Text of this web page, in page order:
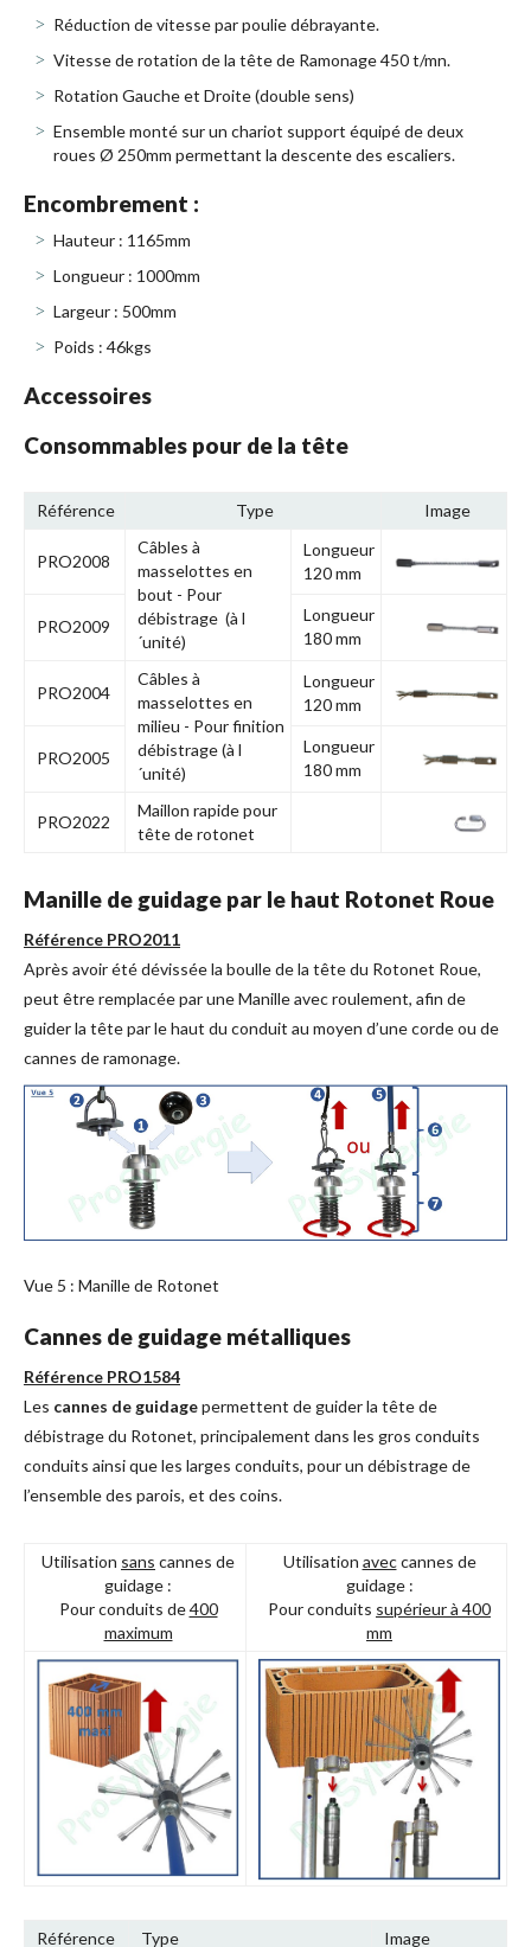
Réduction de vitesse par poulie débrayante.
Vitesse de rotation de la tête de Ramonage 450 t/mn.
Rotation Gauche et Droite (double sens)
Ensemble monté sur un chariot support équipé de deux
roues Ø 250mm permettant la descente des escaliers.
Encombrement :
Hauteur : 1165mm
Longueur : 1000mm
Largeur : 500mm
Poids : 46kgs
Accessoires
Consommables pour de la tête
Référence Type Image
PRO2008
Câbles à
masselottes en
bout - Pour
débistrage (à l
´unité)
Longueur
120 mm
PRO2009
Longueur
180 mm
PRO2004
Câbles à
masselottes en
milieu - Pour finition
débistrage (à l
´unité)
Longueur
120 mm
PRO2005
Longueur
180 mm
PRO2022
Maillon rapide pour
tête de rotonet
Manille de guidage par le haut Rotonet Roue
Référence PRO2011
Après avoir été dévissée la boulle de la tête du Rotonet Roue,
peut être remplacée par une Manille avec roulement, afin de
guider la tête par le haut du conduit au moyen d’une corde ou de
cannes de ramonage.
Vue 5 : Manille de Rotonet
Cannes de guidage métalliques
Référence PRO1584
Les cannes de guidagepermettent de guider la tête de
débistrage du Rotonet, principalement dans les gros conduits
conduits ainsi que les larges conduits, pour un débistrage de
l’ensemble des parois, et des coins.
Utilisation sans cannes de
guidage :
Pour conduits de400
maximum
Utilisation aveccannes de
guidage :
Pour conduits supérieur à 400
mm
Référence Type Image